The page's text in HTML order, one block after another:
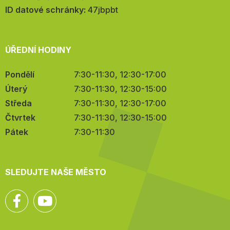
mail:
ID datové schránky: 47jbpbt
ÚŘEDNÍ HODINY
Pondělí
7:30-11:30, 12:30-17:00
Úterý
7:30-11:30, 12:30-15:00
Středa
7:30-11:30, 12:30-17:00
Čtvrtek
7:30-11:30, 12:30-15:00
Pátek
7:30-11:30
SLEDUJTE NAŠE MĚSTO
Facebook